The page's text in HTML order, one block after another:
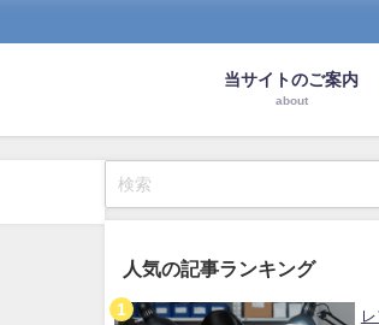
当サイトのご案内
about
人気の記事ランキング